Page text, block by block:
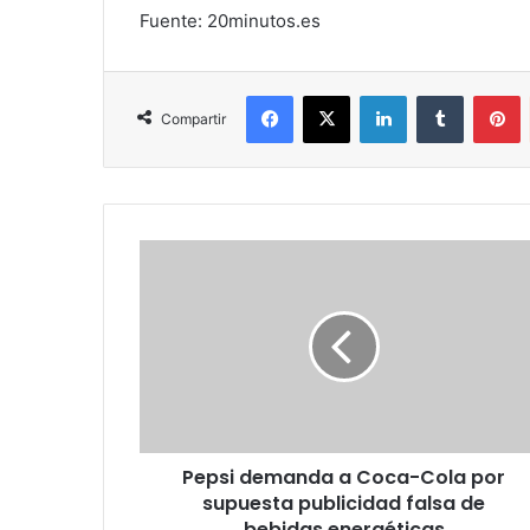
Fuente: 20minutos.es
Compartir
Facebook
X LinkedInTumblr
falsa
Pepsi demanda a Coca-Cola por
supuesta publicidad falsa de